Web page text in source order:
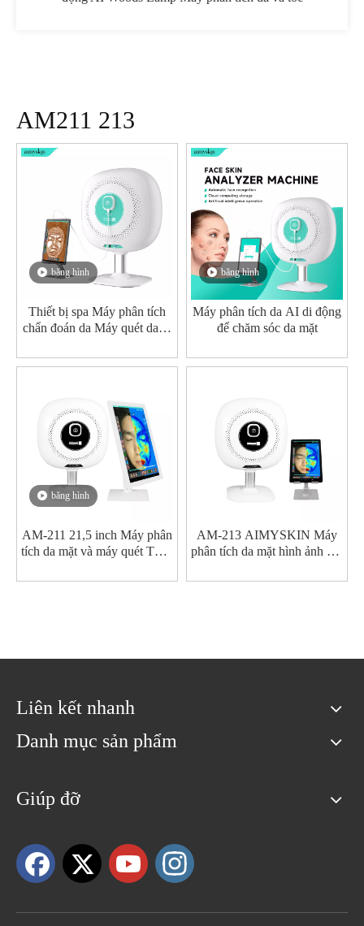
AM211 213
băng hình
Thiết bị spa Máy phân tích
chẩn đoán da Máy quét da di
Ai
băng hình
Máy phân tích da AI di động
để chăm sóc da mặt
băng hình
AM-211 21,5 inch Máy phân
tích da mặt và máy quét Thiết
Android)
AM-213 AIMYSKIN Máy
phân tích da mặt hình ảnh 3D
tích kiểm tra da thông minh
Liên kết nhanh
Danh mục sản phẩm
Giúp đỡ